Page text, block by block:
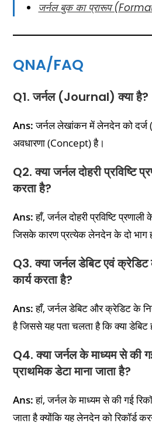
जर्नल बुक का प्रारूप
QNA/FAQ
Q1. जर्नल (Journal) क्या है?
Ans:जर्नल लेखांकन में लेनदेन को
अवधारणा (Concept) है।
Q2. क्या जर्नल दोहरी प्रविष्टि
करता है?
Ans:हाँ, जर्नल दोहरी प्रविष्टि
जिसके कारण प्रत्येक लेनदेन के दो भाग
Q3. क्या जर्नल डेबिट एवं
कार्य करता है?
Ans:हाँ, जर्नल डेबिट और क्रेडिट के
है जिससे यह पता चलता है कि क्या डेबिट
Q4. क्या जर्नल के माध्यम से की
प्राथमिक डेटा माना जाता है?
Ans:हां, जर्नल के माध्यम से की गई
जाता है क्योंकि यह लेनदेन को रिकॉर्ड